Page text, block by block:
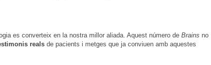
es converteix en la nostra millor aliada. Aquest número de Brains no
reals de pacients i metges que ja conviuen amb aquestes